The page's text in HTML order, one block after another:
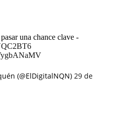
una chance clave -
(@ElDigitalNQN) 29 de